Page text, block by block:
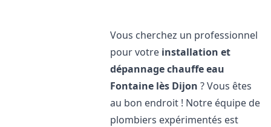
Vous cherchez un professionnel
pour votre installation et
dépannage chauffe eau
Fontaine lès Dijon ? Vous êtes
au bon endroit ! Notre équipe de
plombiers expérimentés est